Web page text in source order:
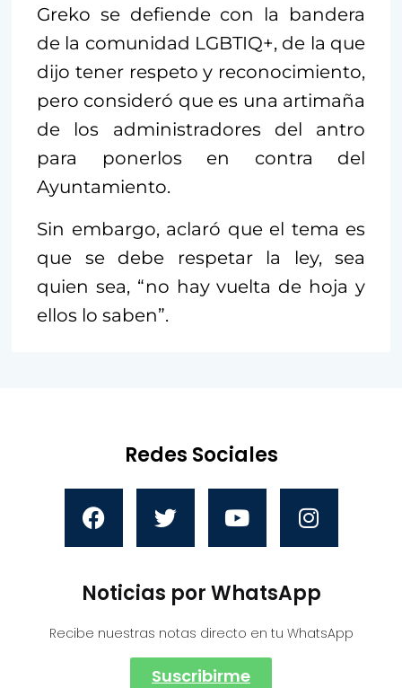
Greko se defiende con la bandera
de la comunidad LGBTIQ+, de la que
dijo tener respeto y reconocimiento,
pero consideró que es una artimaña
de los administradores del antro
para ponerlos en contra del
Ayuntamiento.
Sin embargo, aclaró que el tema es
que se debe respetar la ley, sea
quien sea, “no hay vuelta de hoja y
ellos lo saben”.
Redes Sociales
Noticias por WhatsApp
Recibe nuestras notas directo en tu WhatsApp
Suscribirme